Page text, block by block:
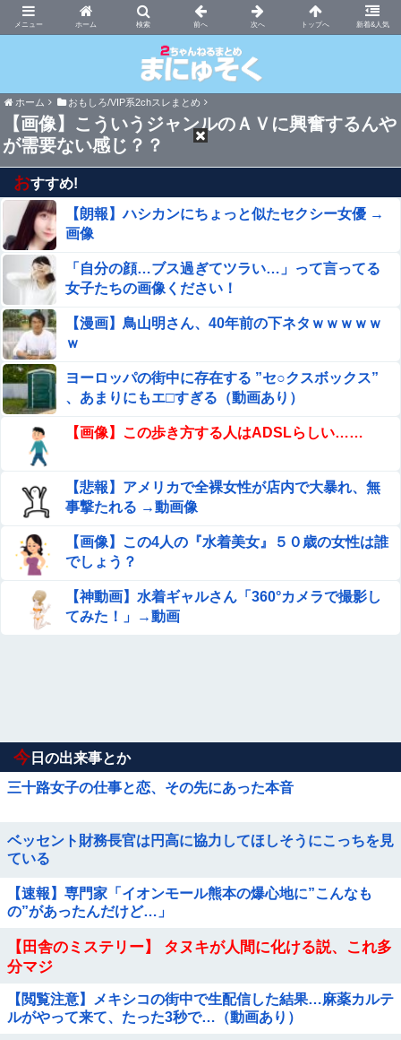
ホーム 新着&人気
まにゅそく 2chまとめニュース速報VIP
ホーム おもしろ/VIP系2chスレまとめ
【画像】こういうジャンルのＡＶに興奮するんや
が需要ない感じ？？
おすすめ!
【朗報】ハシカンにちょっと似たセクシー女優 →
画像
「自分の顔…ブス過ぎてツラい…」って言ってる
女子たちの画像ください！
【漫画】鳥山明さん、40年前の下ネタｗｗｗｗｗ
ｗ
ヨーロッパの街中に存在する ”セ○クスボックス”
、あまりにもエ□すぎる（動画あり）
【画像】この歩き方する人はADSLらしい……
【悲報】アメリカで全裸女性が店内で大暴れ、無
事撃たれる →動画像
【画像】この4人の『水着美女』５０歳の女性は誰
でしょう？
【神動画】水着ギャルさん「360°カメラで撮影し
てみた！」→動画
今 日の出来事とか
三十路女子の仕事と恋、その先にあった本音
ベッセント財務長官は円高に協力してほしそうにこっちを見
ている
【速報】専門家「イオンモール熊本の爆心地に”こんなも
の”があったんだけど…」
【田舎のミステリー】 タヌキが人間に化ける説、これ多
分マジ
【閲覧注意】メキシコの街中で生配信した結果…麻薬カルテ
ルがやって来て、たった3秒で…（動画あり）